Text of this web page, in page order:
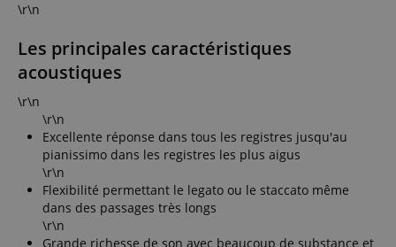
\r\n
Les principales caractéristiques
acoustiques
\r\n
\r\n
Excellente réponse dans tous les registres jusqu'au
pianissimo dans les registres les plus aigus
\r\n
Flexibilité permettant le legato ou le staccato même
dans des passages très longs
\r\n
Grande richesse de son avec beaucoup de substance et